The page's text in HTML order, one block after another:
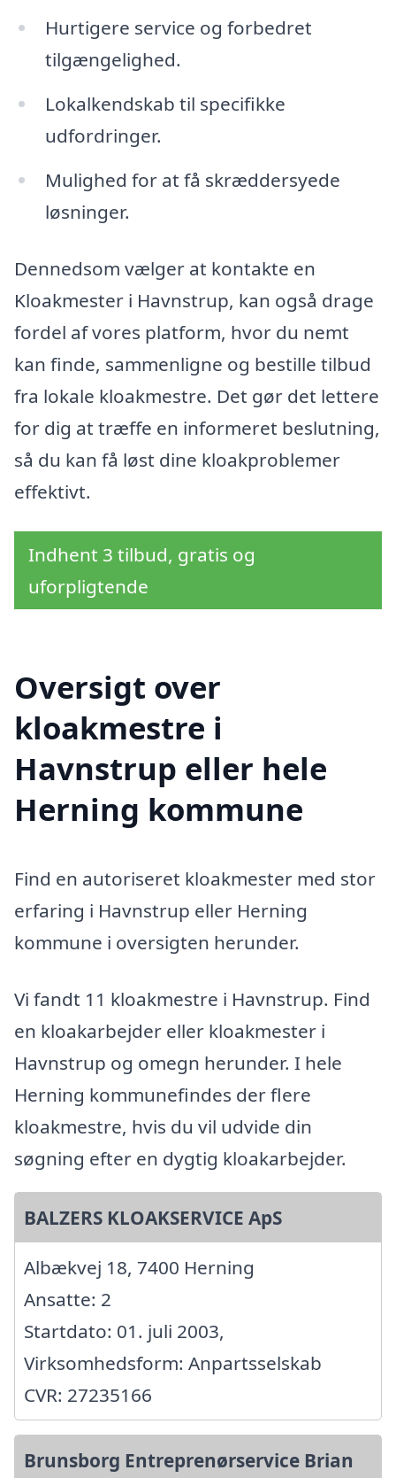
Hurtigere service og forbedret
tilgængelighed.
Lokalkendskab til specifikke
udfordringer.
Mulighed for at få skræddersyede
løsninger.
Dennedsom vælger at kontakte en
Kloakmester i Havnstrup, kan også drage
fordel af vores platform, hvor du nemt
kan finde, sammenligne og bestille tilbud
fra lokale kloakmestre. Det gør det lettere
for dig at træffe en informeret beslutning,
så du kan få løst dine kloakproblemer
effektivt.
Indhent 3 tilbud, gratis og
uforpligtende
Oversigt over
kloakmestre i
Havnstrup eller hele
Herning kommune
Find en autoriseret kloakmester med stor
erfaring i Havnstrup eller Herning
kommune i oversigten herunder.
Vi fandt 11 kloakmestre i Havnstrup. Find
en kloakarbejder eller kloakmester i
Havnstrup og omegn herunder. I hele
Herning kommunefindes der flere
kloakmestre, hvis du vil udvide din
søgning efter en dygtig kloakarbejder.
BALZERS KLOAKSERVICE ApS
Albækvej 18, 7400 Herning
Ansatte: 2
Startdato: 01. juli 2003,
Virksomhedsform: Anpartsselskab
CVR: 27235166
Brunsborg Entreprenørservice Brian